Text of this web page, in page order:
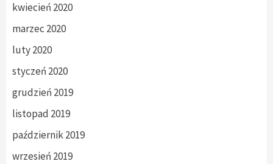
kwiecień 2020
marzec 2020
luty 2020
styczeń 2020
grudzień 2019
listopad 2019
październik 2019
wrzesień 2019